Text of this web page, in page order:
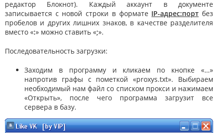
редактор Блокнот). Каждый аккаунт в документе
записывается с новой строки в формате IP-адрес:порт без
пробелов и других лишних знаков, в качестве разделителя
вместо «:» можно ставить «;».
Последовательность загрузки:
Заходим в программу и кликаем по кнопке «…»
напротив графы с пометкой «proxys.txt». Выбираем
необходимый нам файл со списком прокси и нажимаем
«Открыть», после чего программа загрузит все
сервера в базу.